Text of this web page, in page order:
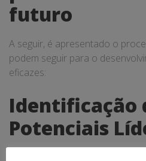
futuro
A seguir, é apresentado o
podem seguir para o
eficazes:
Identificação
Potenciais